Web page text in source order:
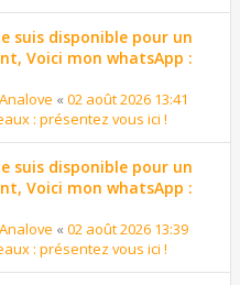
suis disponible pour un
Voici mon whatsApp :
« 02 août 2026 13:41
: présentez vous ici !
suis disponible pour un
Voici mon whatsApp :
« 02 août 2026 13:39
: présentez vous ici !